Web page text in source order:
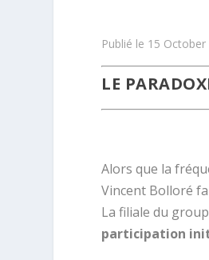
Publié le 15
LE
Alors que la
Vincent Bolloré
La filiale du
participation